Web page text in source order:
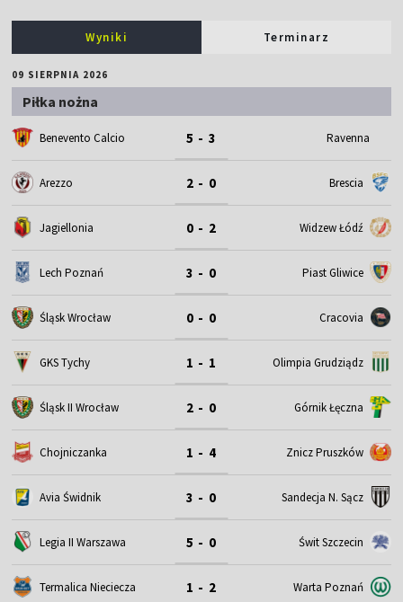
Wyniki Terminarz
09 SIERPNIA 2026
Piłka nożna
Benevento Calcio 5 - 3 Ravenna
Arezzo 2 - 0 Brescia
Jagiellonia 0 - 2 Widzew Łódź
Lech Poznań 3 - 0 Piast Gliwice
Śląsk Wrocław 0 - 0 Cracovia
GKS Tychy 1 - 1 Olimpia Grudziądz
Śląsk II Wrocław 2 - 0 Górnik Łęczna
Chojniczanka 1 - 4 Znicz Pruszków
Avia Świdnik 3 - 0 Sandecja N. Sącz
Legia II Warszawa 5 - 0 Świt Szczecin
Termalica Nieciecza 1 - 2 Warta Poznań